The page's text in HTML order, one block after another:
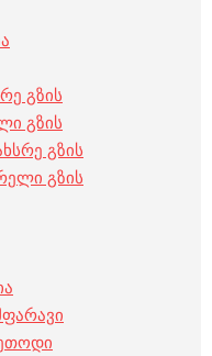
გზის
გზის
გზის
გზის